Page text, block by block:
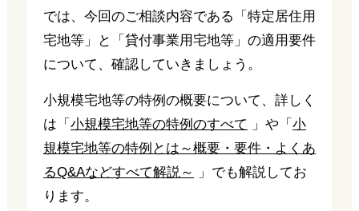
では、今回のご相談内容である「特定居住用
宅地等」と「貸付事業用宅地等」の適用要件
について、確認していきましょう。
小規模宅地等の特例の概要について、詳しく
は「 小規模宅地等の特例のすべて 」や「 小
規模宅地等の特例とは～概要・要件・よくあ
るQ&Aなどすべて解説～
」でも解説してお
ります。